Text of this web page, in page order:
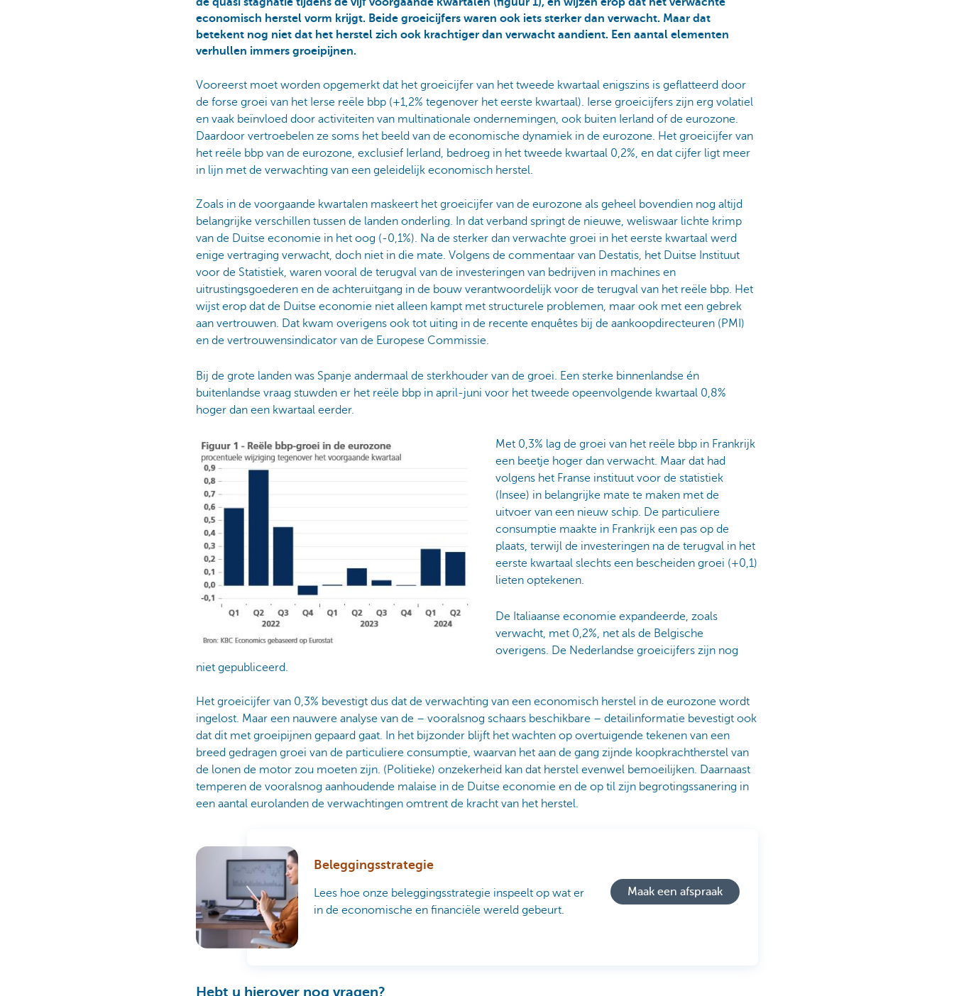
economisch herstel vorm krijgt. Beide groeicijfers waren ook iets sterker dan verwacht. Maar dat
betekent nog niet dat het herstel zich ook krachtiger dan verwacht aandient. Een aantal elementen
verhullen immers groeipijnen.
Vooreerst moet worden opgemerkt dat het groeicijfer van het tweede kwartaal enigszins is geflatteerd door
de forse groei van het Ierse reële bbp (+1,2% tegenover het eerste kwartaal). Ierse groeicijfers zijn erg volatiel
en vaak beïnvloed door activiteiten van multinationale ondernemingen, ook buiten Ierland of de eurozone.
Daardoor vertroebelen ze soms het beeld van de economische dynamiek in de eurozone. Het groeicijfer van
het reële bbp van de eurozone, exclusief Ierland, bedroeg in het tweede kwartaal 0,2%, en dat cijfer ligt meer
in lijn met de verwachting van een geleidelijk economisch herstel.
Zoals in de voorgaande kwartalen maskeert het groeicijfer van de eurozone als geheel bovendien nog altijd
belangrijke verschillen tussen de landen onderling. In dat verband springt de nieuwe, weliswaar lichte krimp
van de Duitse economie in het oog (-0,1%). Na de sterker dan verwachte groei in het eerste kwartaal werd
enige vertraging verwacht, doch niet in die mate. Volgens de commentaar van Destatis, het Duitse Instituut
voor de Statistiek, waren vooral de terugval van de investeringen van bedrijven in machines en
uitrustingsgoederen en de achteruitgang in de bouw verantwoordelijk voor de terugval van het reële bbp. Het
wijst erop dat de Duitse economie niet alleen kampt met structurele problemen, maar ook met een gebrek
aan vertrouwen. Dat kwam overigens ook tot uiting in de recente enquêtes bij de aankoopdirecteuren (PMI)
en de vertrouwensindicator van de Europese Commissie.
Bij de grote landen was Spanje andermaal de sterkhouder van de groei. Een sterke binnenlandse én
buitenlandse vraag stuwden er het reële bbp in april-juni voor het tweede opeenvolgende kwartaal 0,8%
hoger dan een kwartaal eerder.
Met 0,3% lag de groei van het reële bbp in Frankrijk
een beetje hoger dan verwacht. Maar dat had
volgens het Franse instituut voor de statistiek
(Insee) in belangrijke mate te maken met de
uitvoer van een nieuw schip. De particuliere
consumptie maakte in Frankrijk een pas op de
plaats, terwijl de investeringen na de terugval in het
eerste kwartaal slechts een bescheiden groei (+0,1)
lieten optekenen.
De Italiaanse economie expandeerde, zoals
verwacht, met 0,2%, net als de Belgische
overigens. De Nederlandse groeicijfers zijn nog
niet gepubliceerd.
Het groeicijfer van 0,3% bevestigt dus dat de verwachting van een economisch herstel in de eurozone wordt
ingelost. Maar een nauwere analyse van de – vooralsnog schaars beschikbare – detailinformatie bevestigt ook
dat dit met groeipijnen gepaard gaat. In het bijzonder blijft het wachten op overtuigende tekenen van een
breed gedragen groei van de particuliere consumptie, waarvan het aan de gang zijnde koopkrachtherstel van
de lonen de motor zou moeten zijn. (Politieke) onzekerheid kan dat herstel evenwel bemoeilijken. Daarnaast
temperen de vooralsnog aanhoudende malaise in de Duitse economie en de op til zijn begrotingssanering in
een aantal eurolanden de verwachtingen omtrent de kracht van het herstel.
Beleggingsstrategie
Lees hoe onze beleggingsstrategie inspeelt op wat er
in de economische en financiële wereld gebeurt.
Maak een afspraak
Hebt u hierover nog vragen?